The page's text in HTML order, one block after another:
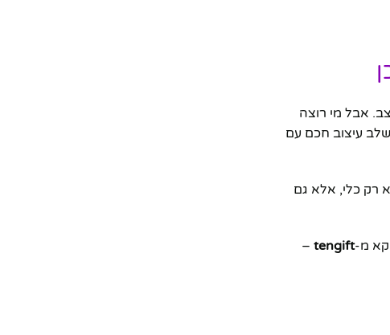
אבל מי רוצה
עיצוב חכם עם
רק כלי, אלא גם
מ-tengift
–